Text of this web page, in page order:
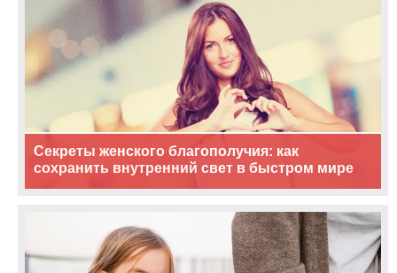
Секреты женского благополучия: как
сохранить внутренний свет в быстром мире